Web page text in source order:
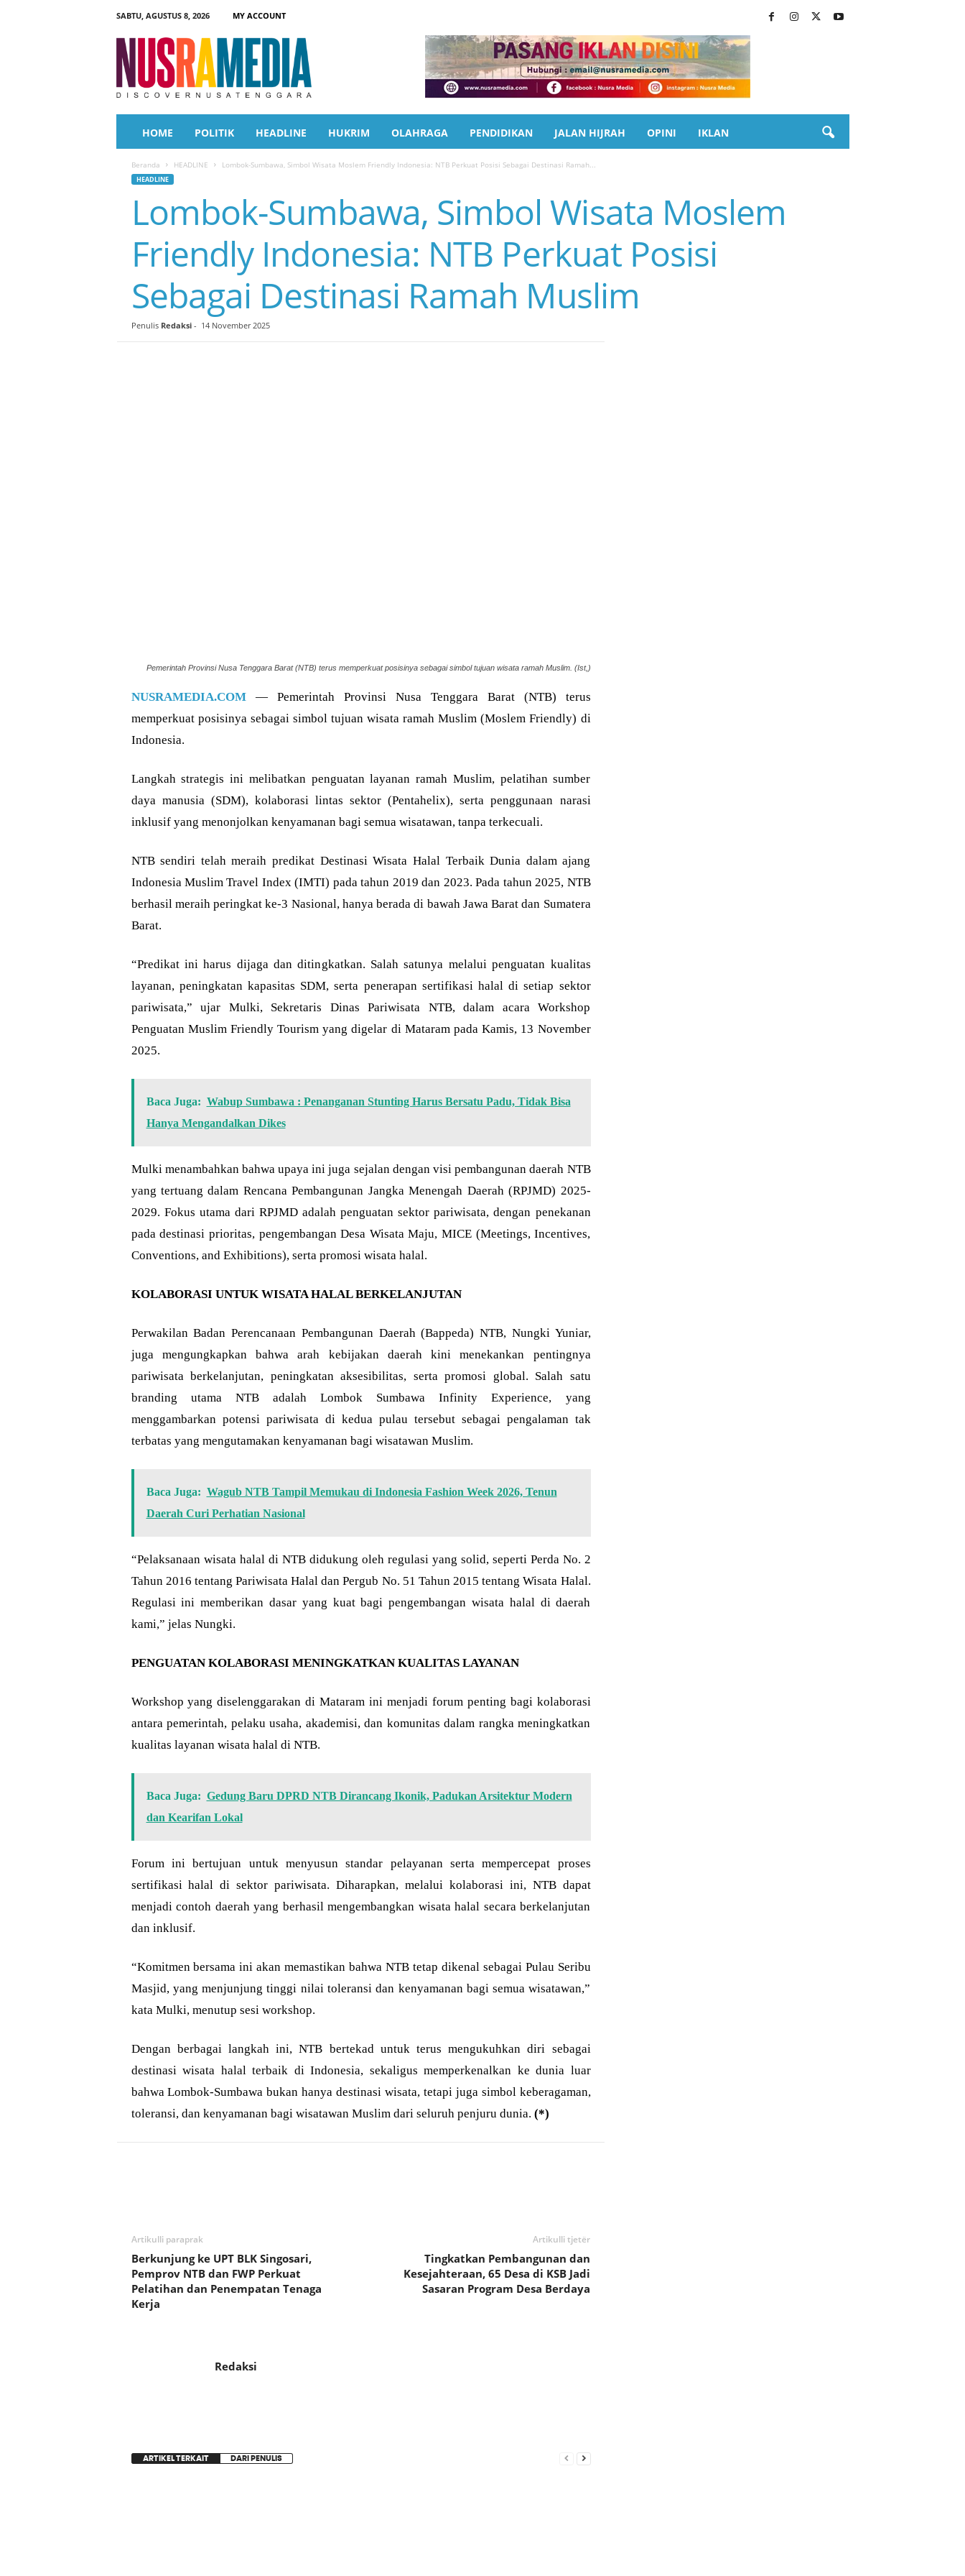
SABTU, AGUSTUS 8, 2026
MY ACCOUNT
a
HOME POLITIK HEADLINE HUKRIM OLAHRAGA PENDIDIKAN JALAN HIJRAH OPINI IKLAN
Beranda HEADLINE Lombok-Sumbawa, Simbol Wisata Moslem Friendly Indonesia: NTB Perkuat Posisi Sebagai Destinasi Ramah...
HEADLINE
Lombok-Sumbawa, Simbol Wisata Moslem
Friendly Indonesia: NTB Perkuat Posisi
Sebagai Destinasi Ramah Muslim
Penulis Redaksi- 14 November 2025
Pemerintah Provinsi Nusa Tenggara Barat (NTB) terus memperkuat posisinya sebagai simbol tujuan wisata ramah Muslim. (Ist,)
NUSRAMEDIA.COM— Pemerintah Provinsi Nusa Tenggara Barat (NTB) terus
memperkuat posisinya sebagai simbol tujuan wisata ramah Muslim (Moslem Friendly) di
Indonesia.
Langkah strategis ini melibatkan penguatan layanan ramah Muslim, pelatihan sumber
daya manusia (SDM), kolaborasi lintas sektor (Pentahelix), serta penggunaan narasi
inklusif yang menonjolkan kenyamanan bagi semua wisatawan, tanpa terkecuali.
NTB sendiri telah meraih predikat Destinasi Wisata Halal Terbaik Dunia dalam ajang
Indonesia Muslim Travel Index (IMTI) pada tahun 2019 dan 2023. Pada tahun 2025, NTB
berhasil meraih peringkat ke-3 Nasional, hanya berada di bawah Jawa Barat dan Sumatera
Barat.
“Predikat ini harus dijaga dan ditingkatkan. Salah satunya melalui penguatan kualitas
layanan, peningkatan kapasitas SDM, serta penerapan sertifikasi halal di setiap sektor
pariwisata,” ujar Mulki, Sekretaris Dinas Pariwisata NTB, dalam acara Workshop
Penguatan Muslim Friendly Tourism yang digelar di Mataram pada Kamis, 13 November
2025.
Baca Juga: Wabup Sumbawa : Penanganan Stunting Harus Bersatu Padu, Tidak Bisa
Hanya Mengandalkan Dikes
Mulki menambahkan bahwa upaya ini juga sejalan dengan visi pembangunan daerah NTB
yang tertuang dalam Rencana Pembangunan Jangka Menengah Daerah (RPJMD) 2025-
2029. Fokus utama dari RPJMD adalah penguatan sektor pariwisata, dengan penekanan
pada destinasi prioritas, pengembangan Desa Wisata Maju, MICE (Meetings, Incentives,
Conventions, and Exhibitions), serta promosi wisata halal.
KOLABORASI UNTUK WISATA HALAL BERKELANJUTAN
Perwakilan Badan Perencanaan Pembangunan Daerah (Bappeda) NTB, Nungki Yuniar,
juga mengungkapkan bahwa arah kebijakan daerah kini menekankan pentingnya
pariwisata berkelanjutan, peningkatan aksesibilitas, serta promosi global. Salah satu
branding utama NTB adalah Lombok Sumbawa Infinity Experience, yang
menggambarkan potensi pariwisata di kedua pulau tersebut sebagai pengalaman tak
terbatas yang mengutamakan kenyamanan bagi wisatawan Muslim.
Baca Juga: Wagub NTB Tampil Memukau di Indonesia Fashion Week 2026, Tenun
Daerah Curi Perhatian Nasional
“Pelaksanaan wisata halal di NTB didukung oleh regulasi yang solid, seperti Perda No. 2
Tahun 2016 tentang Pariwisata Halal dan Pergub No. 51 Tahun 2015 tentang Wisata Halal.
Regulasi ini memberikan dasar yang kuat bagi pengembangan wisata halal di daerah
kami,” jelas Nungki.
PENGUATAN KOLABORASI MENINGKATKAN KUALITAS LAYANAN
Workshop yang diselenggarakan di Mataram ini menjadi forum penting bagi kolaborasi
antara pemerintah, pelaku usaha, akademisi, dan komunitas dalam rangka meningkatkan
kualitas layanan wisata halal di NTB.
Baca Juga: Gedung Baru DPRD NTB Dirancang Ikonik, Padukan Arsitektur Modern
dan Kearifan Lokal
Forum ini bertujuan untuk menyusun standar pelayanan serta mempercepat proses
sertifikasi halal di sektor pariwisata. Diharapkan, melalui kolaborasi ini, NTB dapat
menjadi contoh daerah yang berhasil mengembangkan wisata halal secara berkelanjutan
dan inklusif.
“Komitmen bersama ini akan memastikan bahwa NTB tetap dikenal sebagai Pulau Seribu
Masjid, yang menjunjung tinggi nilai toleransi dan kenyamanan bagi semua wisatawan,”
kata Mulki, menutup sesi workshop.
Dengan berbagai langkah ini, NTB bertekad untuk terus mengukuhkan diri sebagai
destinasi wisata halal terbaik di Indonesia, sekaligus memperkenalkan ke dunia luar
bahwa Lombok-Sumbawa bukan hanya destinasi wisata, tetapi juga simbol keberagaman,
toleransi, dan kenyamanan bagi wisatawan Muslim dari seluruh penjuru dunia. (*)
Artikulli paraprak
Berkunjung ke UPT BLK Singosari,
Pemprov NTB dan FWP Perkuat
Pelatihan dan Penempatan Tenaga
Kerja
Artikulli tjetër
Tingkatkan Pembangunan dan
Kesejahteraan, 65 Desa di KSB Jadi
Sasaran Program Desa Berdaya
Redaksi
ARTIKEL TERKAIT DARI PENULIS